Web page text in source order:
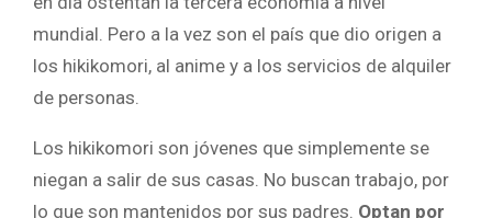
mundial. Pero a la vez son el país que dio origen a
los hikikomori, al anime y a los servicios de alquiler
de personas.
Los hikikomori son jóvenes que simplemente se
niegan a salir de sus casas. No buscan trabajo, por
lo que son mantenidos por sus padres. Optan por